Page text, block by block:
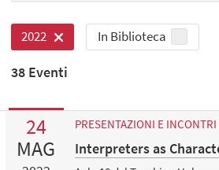
2022 In Biblioteca
38 Eventi
24
MAG
PRESENTAZIONI E INCONTRI
Interpreters as